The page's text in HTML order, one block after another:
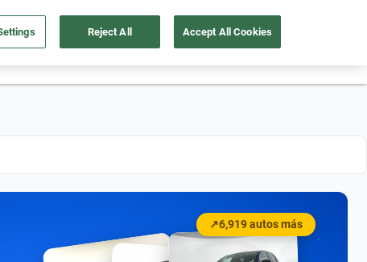
55 4162 9202 Ubicación
↗6,919 autos más
Reject All Accept All Cookies